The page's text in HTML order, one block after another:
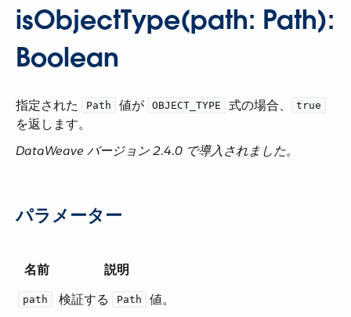
isObjectType(path: Path):
Boolean
指定された ​ Path ​ 値が ​ OBJECT_TYPE ​ 式の場合、​ true
を返します。
DataWeave バージョン 2.4.0 で導入されました。
パラメーター
名前 説明
path 検証する ​ Path ​ 値。